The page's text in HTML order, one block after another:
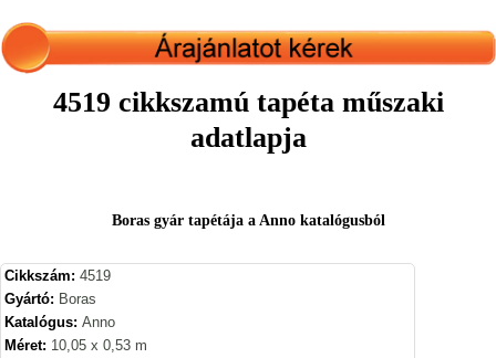
4519 cikkszamú tapéta műszaki
adatlapja
Boras gyár tapétája a Anno katalógusból
Cikkszám: 4519
Gyártó: Boras
Katalógus: Anno
Méret: 10,05 x 0,53 m